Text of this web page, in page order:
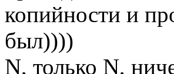
копийности и
был))))
N, только N,